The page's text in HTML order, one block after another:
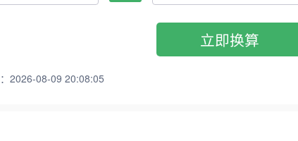
2026-08-09 20:08:05
立即换算